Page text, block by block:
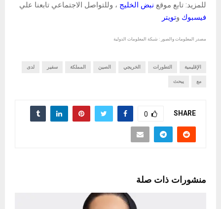
للمزيد: تابع موقع نبض الخليج ، وللتواصل الاجتماعي تابعنا علي
فيسبوك وتويتر
مصدر المعلومات والصور : شبكة المعلومات الدولية
الإقليمية التطورات الخريجي الصين المملكة سفير لدى
مع يبحث
SHARE
0
منشورات ذات صلة